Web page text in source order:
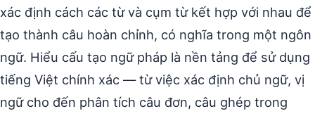
xác định cách các từ và cụm từ kết hợp với nhau để
tạo thành câu hoàn chỉnh, có nghĩa trong một ngôn
ngữ. Hiểu cấu tạo ngữ pháp là nền tảng để sử dụng
tiếng Việt chính xác — từ việc xác định chủ ngữ, vị
ngữ cho đến phân tích câu đơn, câu ghép trong